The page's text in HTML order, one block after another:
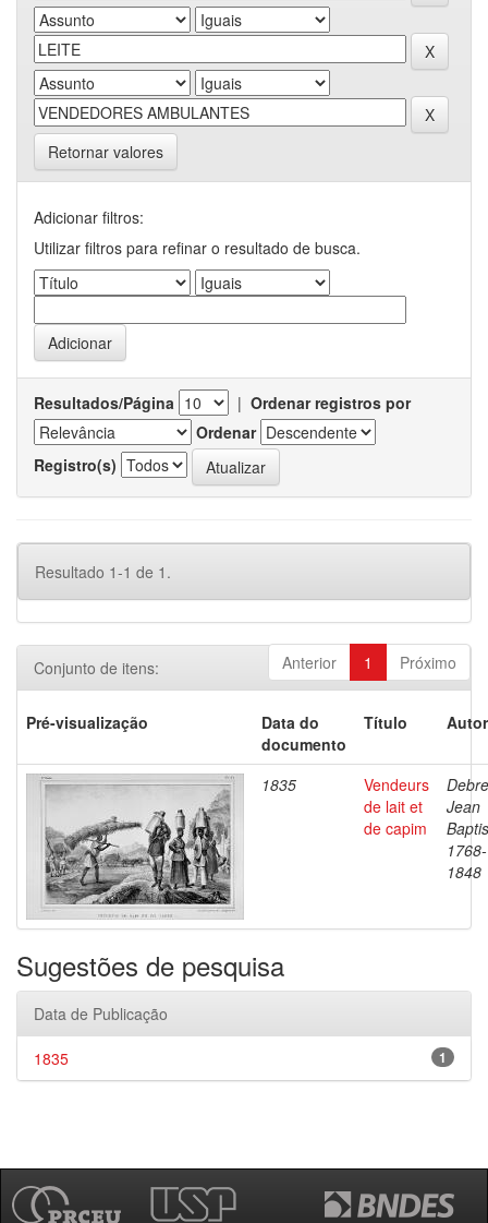
Retornar valores
Adicionar filtros:
Utilizar filtros para refinar o resultado de busca.
Resultados/Página | Ordenar registros por
Ordenar
Registro(s)
Resultado 1-1 de 1.
Anterior 1 Próximo
Conjunto de itens:
Pré-visualização
Data do
documento
Título
1835
Vendeurs
de lait et
de capim
Jean
1768-
1848
Sugestões de pesquisa
Data de Publicação
1
1835